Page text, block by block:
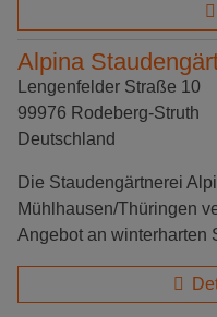
Alpina
Lengenfelder Straße 10
99976 Rodeberg-Struth
Deutschland
Die Staudengärtnerei
Mühlhausen/Thüringen
Angebot an winterharten